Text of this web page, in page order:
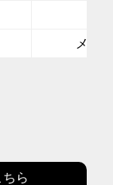
メー
ら